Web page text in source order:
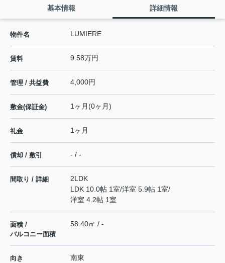
基本情報 詳細情報
物件名 LUMIERE
賃料 9.58万円
管理 / 共益費 4,000円
敷金(保証金) 1ヶ月(0ヶ月)
礼金 1ヶ月
償却 / 敷引 - / -
間取り / 詳細
2LDK
LDK 10.0帖 1室/洋室 5.9帖 1室/
洋室 4.2帖 1室
面積 /
バルコニー面積
58.40㎡ / -
向き 南東